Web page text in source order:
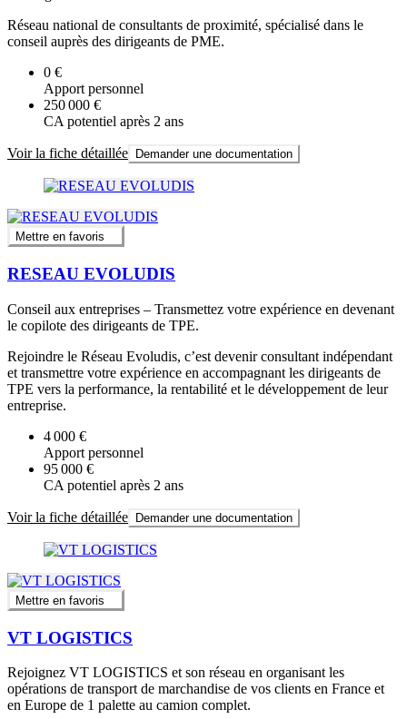
Réseau national de consultants de proximité, spécialisé dans le
conseil auprès des dirigeants de PME.
0 €
Apport personnel
250 000 €
CA potentiel après 2 ans
Voir la fiche détaillée Demander une documentation
Mettre en favoris
RESEAU EVOLUDIS
Conseil aux entreprises – Transmettez votre expérience en devenant
le copilote des dirigeants de TPE.
Rejoindre le Réseau Evoludis, c’est devenir consultant indépendant
et transmettre votre expérience en accompagnant les dirigeants de
TPE vers la performance, la rentabilité et le développement de leur
entreprise.
4 000 €
Apport personnel
95 000 €
CA potentiel après 2 ans
Voir la fiche détaillée Demander une documentation
Mettre en favoris
VT LOGISTICS
Rejoignez VT LOGISTICS et son réseau en organisant les
opérations de transport de marchandise de vos clients en France et
en Europe de 1 palette au camion complet.